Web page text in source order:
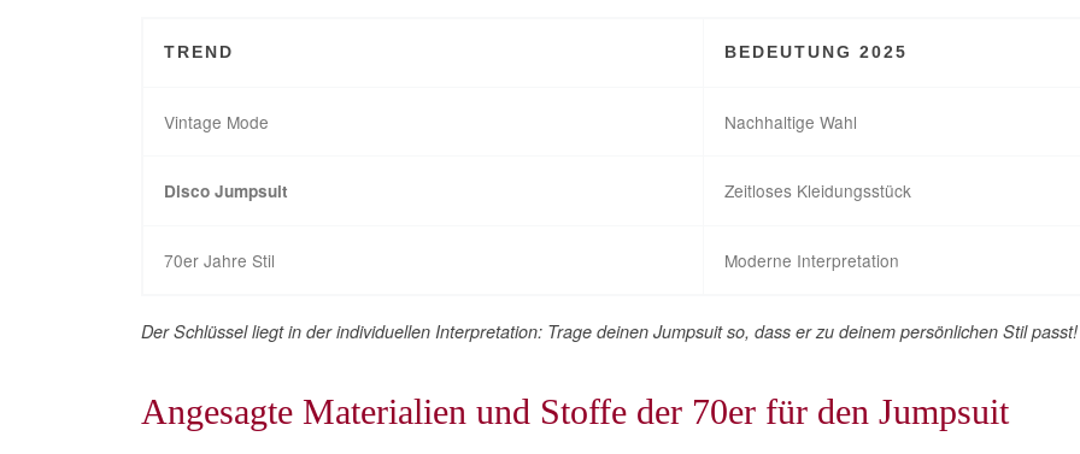
TREND BEDEUTUNG 2025
Vintage Mode Nachhaltige Wahl
Disco Jumpsuit Zeitloses Kleidungsstück
70er Jahre Stil Moderne Interpretation
Der Schlüssel liegt in der individuellen Interpretation: Trage deinen Jumpsuit so, dass er zu deinem persönlichen Stil passt!
Angesagte Materialien und Stoffe der 70er für den Jumpsuit